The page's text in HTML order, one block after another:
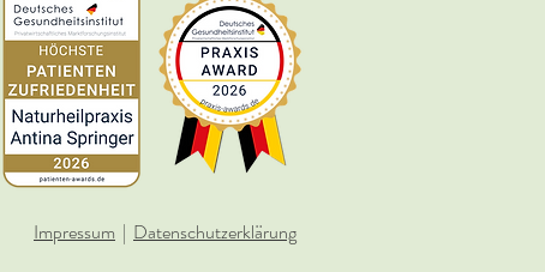
Impressum | Datenschutzerklärung